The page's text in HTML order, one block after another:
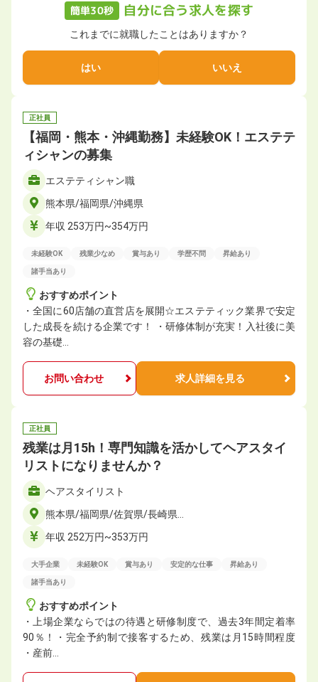
簡単30秒 自分に合う求人を探す
これまでに就職したことはありますか？
はい いいえ
正社員
【福岡・熊本・沖縄勤務】未経験OK！エステテ
ィシャンの募集
エステティシャン職
熊本県/福岡県/沖縄県
年収 253万円~354万円
未経験OK 残業少なめ 賞与あり 学歴不問 昇給あり
諸手当あり
おすすめポイント
・全国に60店舗の直営店を展開☆エステティック業界で安定
した成長を続ける企業です！ ・研修体制が充実！入社後に美
容の基礎…
お問い合わせ 求人詳細を見る
正社員
残業は月15h！専門知識を活かしてヘアスタイ
リストになりませんか？
ヘアスタイリスト
熊本県/福岡県/佐賀県/長崎県…
年収 252万円~353万円
大手企業 未経験OK 賞与あり 安定的な仕事 昇給あり
諸手当あり
おすすめポイント
・上場企業ならではの待遇と研修制度で、過去3年間定着率
90％！・完全予約制で接客するため、残業は月15時間程度
・産前…